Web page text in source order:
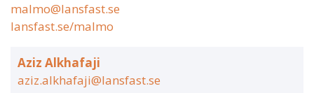
malmo@lansfast.se
lansfast.se/malmo
Aziz Alkhafaji
aziz.alkhafaji@lansfast.se